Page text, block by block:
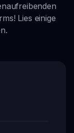
Lies einige